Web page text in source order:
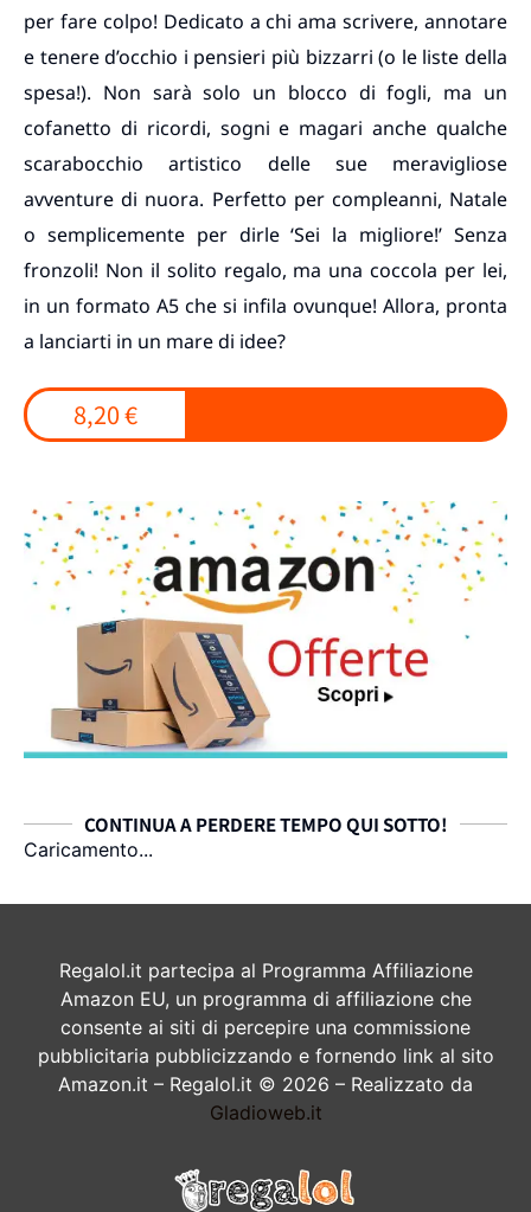
per fare colpo! Dedicato a chi ama scrivere, annotare
e tenere d’occhio i pensieri più bizzarri (o le liste della
spesa!). Non sarà solo un blocco di fogli, ma un
cofanetto di ricordi, sogni e magari anche qualche
scarabocchio artistico delle sue meravigliose
avventure di nuora. Perfetto per compleanni, Natale
o semplicemente per dirle ‘Sei la migliore!’ Senza
fronzoli! Non il solito regalo, ma una coccola per lei,
in un formato A5 che si infila ovunque! Allora, pronta
a lanciarti in un mare di idee?
8,20 €
CONTINUA A PERDERE TEMPO QUI SOTTO!
Caricamento...
Regalol.it partecipa al Programma Affiliazione
Amazon EU, un programma di affiliazione che
consente ai siti di percepire una commissione
pubblicitaria pubblicizzando e fornendo link al sito
Amazon.it – Regalol.it © 2026 – Realizzato da
Gladioweb.it